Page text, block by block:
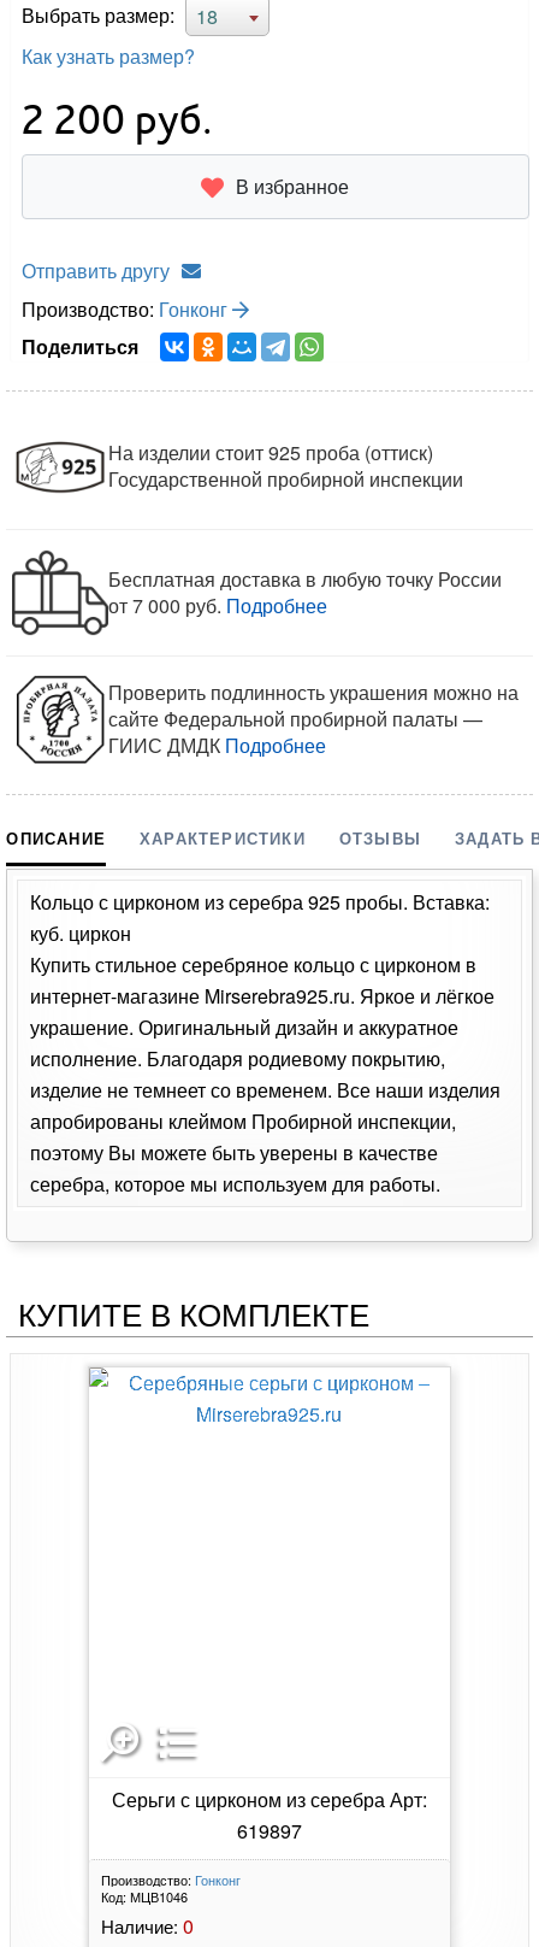
Выбрать размер:
18
Как узнать размер?
2 200 руб.
В избранное
Отправить другу
Производство: Гонконг
Поделиться
На изделии стоит 925 проба (оттиск)
Государственной пробирной инспекции
Бесплатная доставка в любую точку России
от 7 000 руб. Подробнее
Проверить подлинность украшения можно на
сайте Федеральной пробирной палаты —
ГИИС ДМДК Подробнее
ОПИСАНИЕ ХАРАКТЕРИСТИКИ ОТЗЫВЫ ЗАДАТЬ
Кольцо с цирконом из серебра 925 пробы. Вставка:
куб. циркон
Купить стильное серебряное кольцо с цирконом в
интернет-магазине Mirserebra925.ru. Яркое и лёгкое
украшение. Оригинальный дизайн и аккуратное
исполнение. Благодаря родиевому покрытию,
изделие не темнеет со временем. Все наши изделия
апробированы клеймом Пробирной инспекции,
поэтому Вы можете быть уверены в качестве
серебра, которое мы используем для работы.
КУПИТЕ В КОМПЛЕКТЕ
Серьги с цирконом из серебра Арт:
619897
Производство: Гонконг
Код: МЦВ1046
Наличие: 0